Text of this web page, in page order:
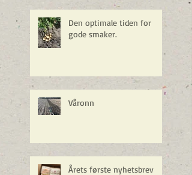
Den optimale tiden for
gode smaker.
Våronn
Årets første nyhetsbrev